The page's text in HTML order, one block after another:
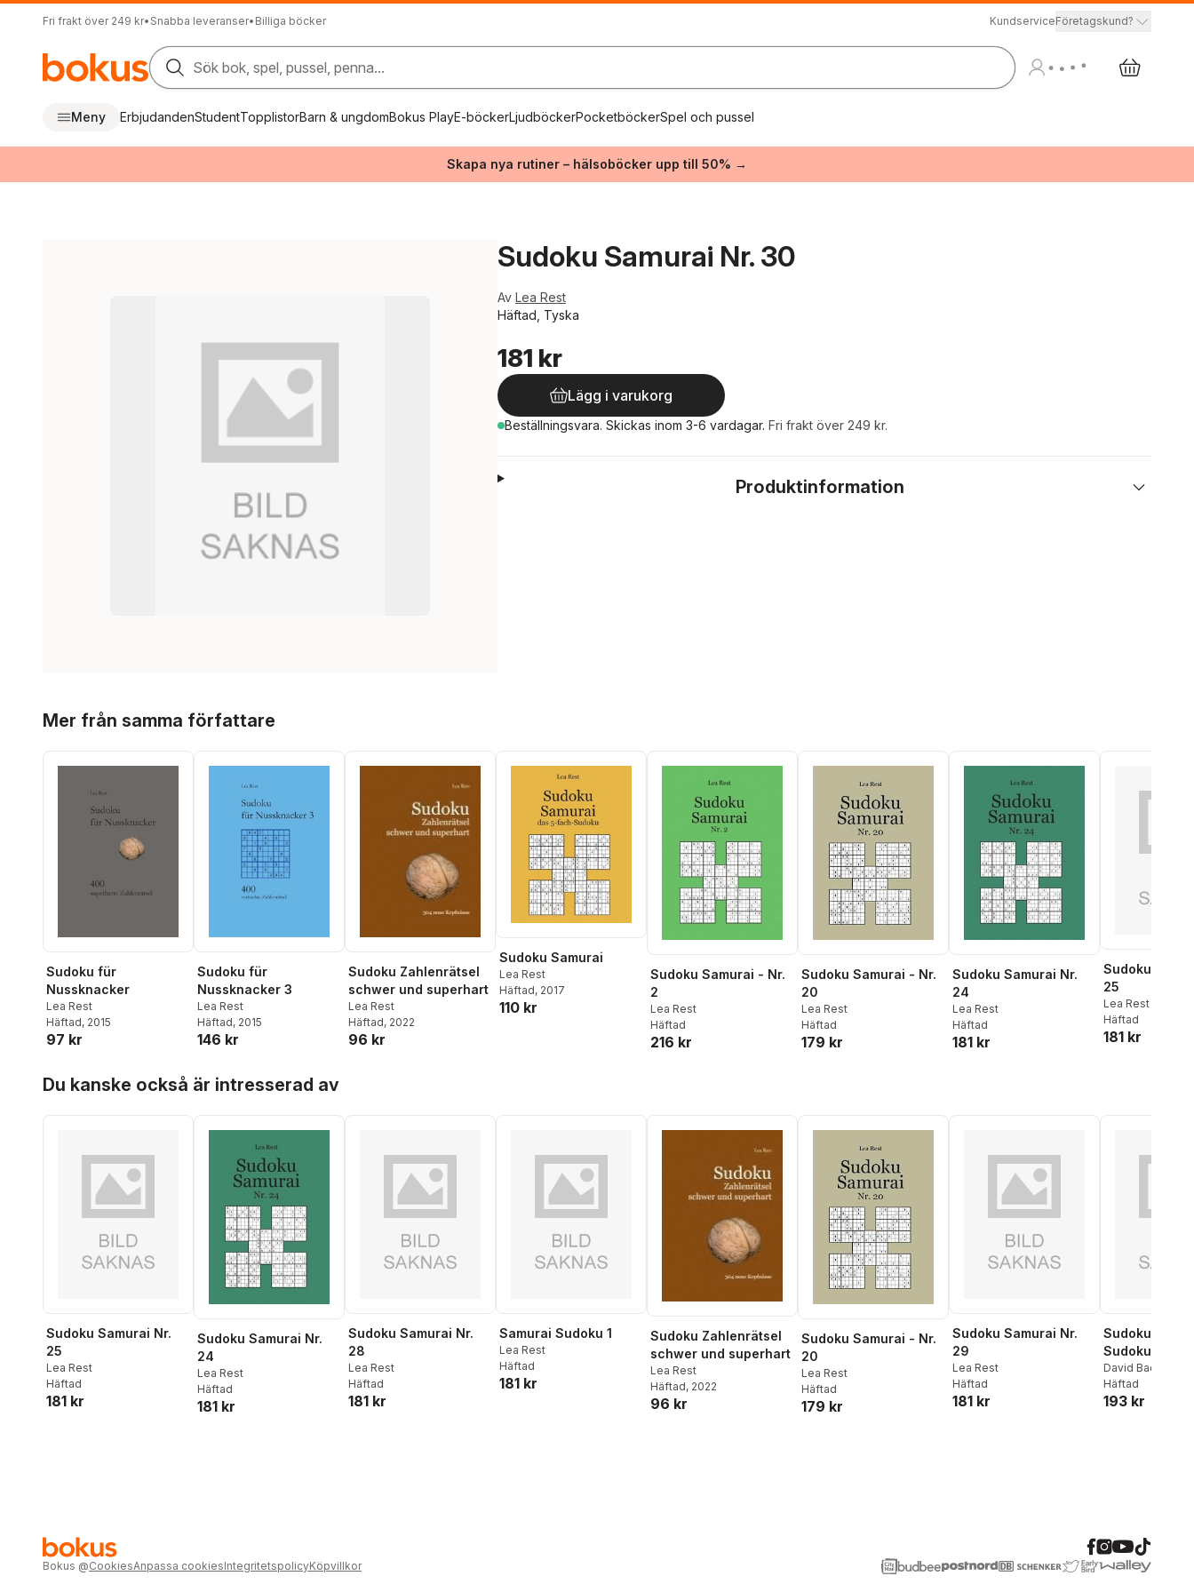
Fri frakt över 249 kr• Snabba leveranser• Billiga böcker KundserviceFöretagskund?
Sök bok, spel, pussel, penna...
Meny ErbjudandenStudentTopplistorBarn & ungdomBokus PlayE-böckerLjudböckerPocketböckerSpel och pussel
Skapa nya rutiner – hälsoböcker upp till 50% →
Sudoku Samurai Nr. 30
Av Lea Rest
Häftad, Tyska
181 kr
Lägg i varukorg
Beställningsvara. Skickas inom 3-6 vardagar. Fri frakt över 249 kr.
Produktinformation
Mer från samma författare
Sudoku für
Nussknacker
Lea Rest
Häftad, 2015
97 kr
Sudoku für
Nussknacker 3
Lea Rest
Häftad, 2015
146 kr
Sudoku Zahlenrätsel
schwer und superhart
Lea Rest
Häftad, 2022
96 kr
Sudoku Samurai
Lea Rest
Häftad, 2017
110 kr
Sudoku Samurai - Nr.
2
Lea Rest
Häftad
216 kr
Sudoku Samurai - Nr.
20
Lea Rest
Häftad
179 kr
Sudoku Samurai Nr.
24
Lea Rest
Häftad
181 kr
Sudoku
25
Lea Rest
Häftad
181 kr
Du kanske också är intresserad av
Sudoku Samurai Nr.
25
Lea Rest
Häftad
181 kr
Sudoku Samurai Nr.
24
Lea Rest
Häftad
181 kr
Sudoku Samurai Nr.
28
Lea Rest
Häftad
181 kr
Samurai Sudoku 1
Lea Rest
Häftad
181 kr
Sudoku Zahlenrätsel
schwer und superhart
Lea Rest
Häftad, 2022
96 kr
Sudoku Samurai - Nr.
20
Lea Rest
Häftad
179 kr
Sudoku Samurai Nr.
29
Lea Rest
Häftad
181 kr
Sudoku 16 x
Sudoku
Volume 1
David Badger
Häftad
193 kr
Bokus @CookiesAnpassa cookiesIntegritetspolicyKöpvillkor